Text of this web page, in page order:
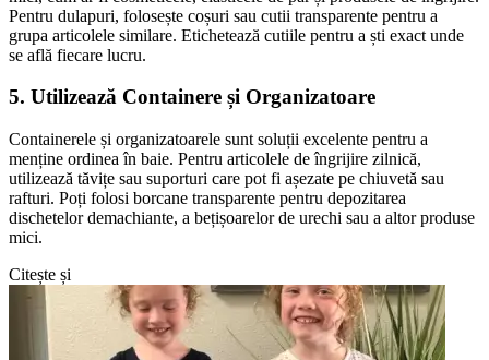
Pentru dulapuri, folosește coșuri sau cutii transparente pentru a
grupa articolele similare. Etichetează cutiile pentru a ști exact unde
se află fiecare lucru.
5. Utilizează Containere și Organizatoare
Containerele și organizatoarele sunt soluții excelente pentru a
menține ordinea în baie. Pentru articolele de îngrijire zilnică,
utilizează tăvițe sau suporturi care pot fi așezate pe chiuvetă sau
rafturi. Poți folosi borcane transparente pentru depozitarea
dischetelor demachiante, a bețișoarelor de urechi sau a altor produse
mici.
Citește și